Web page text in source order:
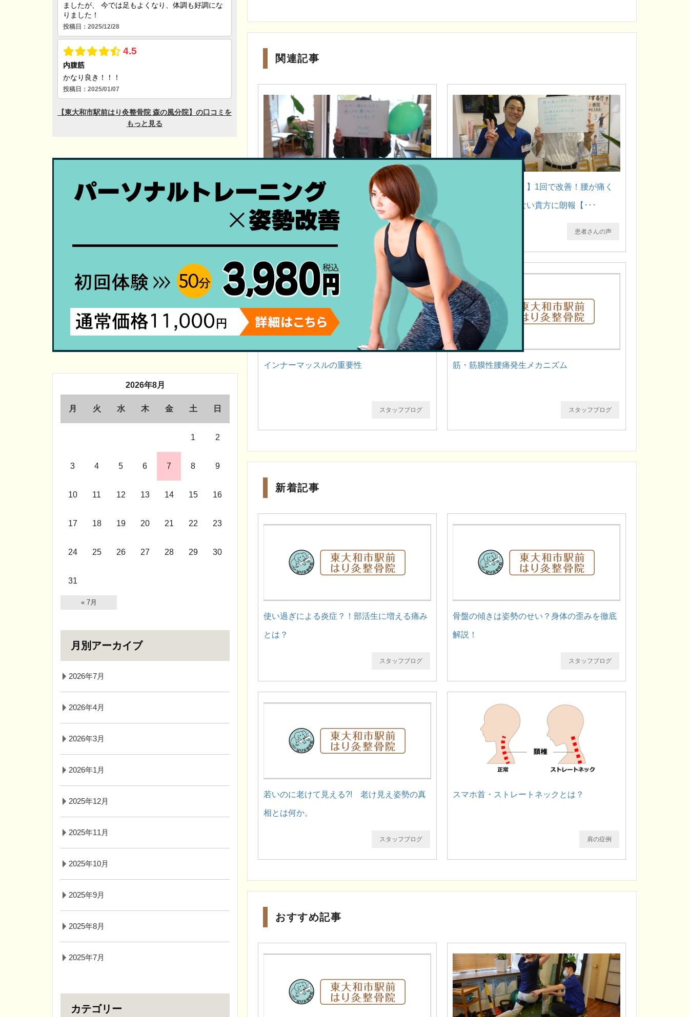
関連記事
【話題の】筋膜性疼痛症候群（ＭＰＳ）の治
療やってます【立川・東大和・小平･･･
患者さんの声
【ゴルフで腰痛に！】1回で改善！腰が痛く
てスイングができない貴方に朗報【･･･
患者さんの声
インナーマッスルの重要性
スタッフブログ
筋・筋膜性腰痛発生メカニズム
スタッフブログ
新着記事
使い過ぎによる炎症？！部活生に増える痛み
とは？
スタッフブログ
骨盤の傾きは姿勢のせい？身体の歪みを徹底
解説！
スタッフブログ
若いのに老けて見える?! 老け見え姿勢の真
相とは何か。
スタッフブログ
スマホ首・ストレートネックとは？
肩の症例
おすすめ記事
2026年8月
月 火 水 木 金 土 日
1 2
3 4 5 6 7 8 9
10 11 12 13 14 15 16
17 18 19 20 21 22 23
24 25 26 27 28 29 30
31
« 7月
月別アーカイブ
2026年7月
2026年4月
2026年3月
2026年1月
2025年12月
2025年11月
2025年10月
2025年9月
2025年8月
2025年7月
カテゴリー